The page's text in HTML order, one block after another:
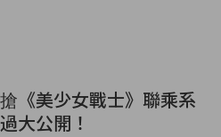
《美少女戰士》聯乘系
大公開！